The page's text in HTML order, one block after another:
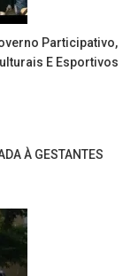
Participativo,
E Esportivos
À GESTANTES